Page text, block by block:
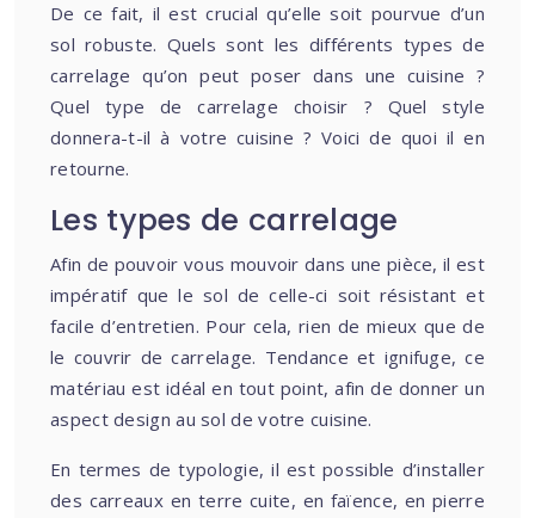
De ce fait, il est crucial qu’elle soit pourvue d’un
sol robuste. Quels sont les différents types de
carrelage qu’on peut poser dans une cuisine ?
Quel type de carrelage choisir ? Quel style
donnera-t-il à votre cuisine ? Voici de quoi il en
retourne.
Les types de carrelage
Afin de pouvoir vous mouvoir dans une pièce, il est
impératif que le sol de celle-ci soit résistant et
facile d’entretien. Pour cela, rien de mieux que de
le couvrir de carrelage. Tendance et ignifuge, ce
matériau est idéal en tout point, afin de donner un
aspect design au sol de votre cuisine.
En termes de typologie, il est possible d’installer
des carreaux en terre cuite, en faïence, en pierre